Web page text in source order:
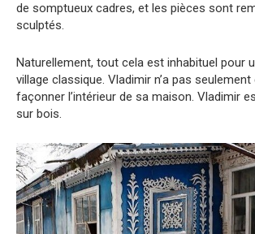
de somptueux cadres, et les pièces sont
sculptés.
Naturellement, tout cela est inhabituel pour
village classique. Vladimir n’a pas seulement
façonner l’intérieur de sa maison. Vladimir
sur bois.